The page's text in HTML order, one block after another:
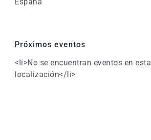
Próximos eventos
<li>No se encuentran eventos en esta
localización</li>